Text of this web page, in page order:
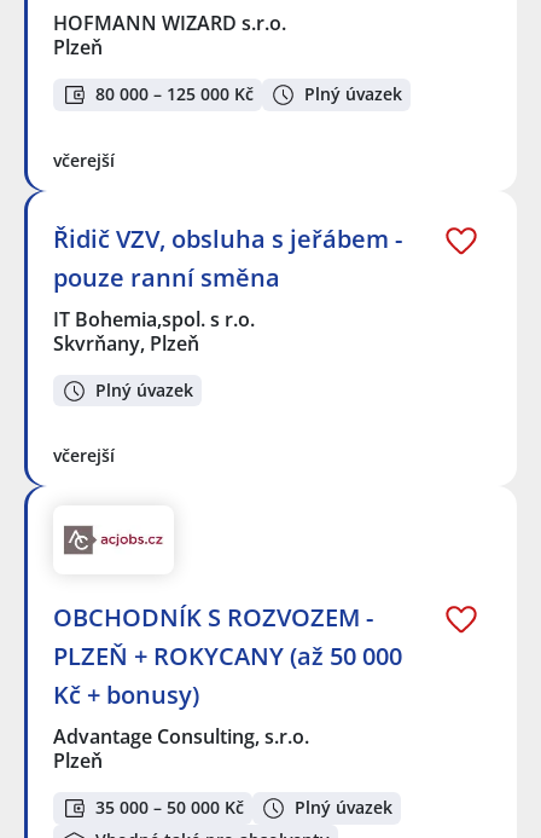
HOFMANN WIZARD s.r.o.
Plzeň
80 000 – 125 000 Kč Plný úvazek
včerejší
Řidič VZV, obsluha s jeřábem -
pouze ranní směna
IT Bohemia,spol. s r.o.
Skvrňany, Plzeň
Plný úvazek
včerejší
OBCHODNÍK S ROZVOZEM -
PLZEŇ + ROKYCANY (až 50 000
Kč + bonusy)
Advantage Consulting, s.r.o.
Plzeň
35 000 – 50 000 Kč
Plný úvazek